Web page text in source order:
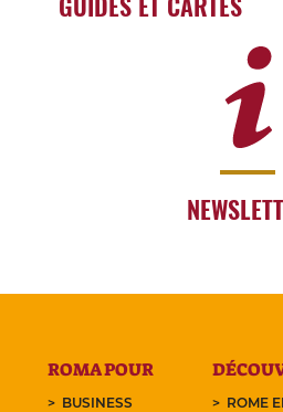
ROMA POUR
BUSINESS
ROME